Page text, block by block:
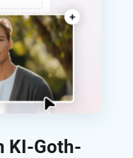
KI-Goth-